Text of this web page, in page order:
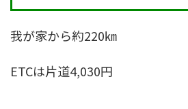
我が家から約220㎞
ETCは片道4,030円